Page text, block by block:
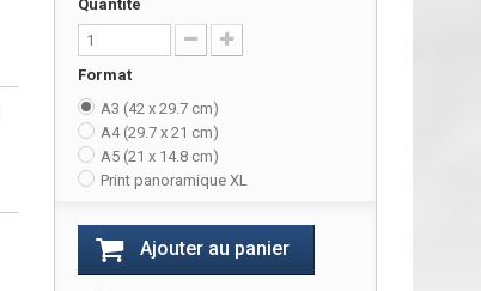
Quantité
Format
A3 (42 x 29.7 cm)
A4 (29.7 x 21 cm)
A5 (21 x 14.8 cm)
Print panoramique XL
Ajouter au panier